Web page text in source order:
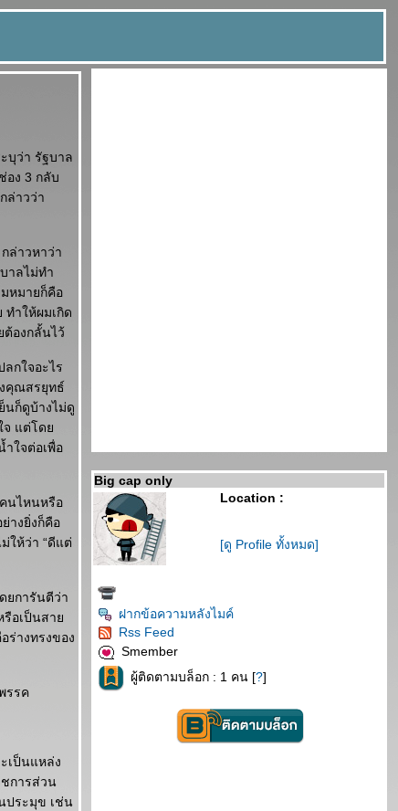
บุว่า รัฐบาล
อง 3 กลับ
ล่าวว่า
ล่าวหาว่า
าลไม่ทำ
หมายก็คือ
ำให้ผมเกิด
ต้องกลั้นไว้
กใจอะไร
คุณสรยุทธ์
นก็ดูบ้างไม่ดู
ใจ แต่โด
ใจต่อเพื่อ
นไหนหรือ
างยิ่งก็คือ
ให้ว่า “ดีแต่
ยการันตีว่า
รือเป็นสา
ร่างทรงของ
รรค
เป็นแหล่ง
ชการส่วน
ประมุข เช่น
Big cap only
Location :
[ดู Profile ทั้งหมด]
ฝากข้อความหลังไมค์
Rss Feed
Smember
ผู้ติดตามบล็อก : 1 คน [?]